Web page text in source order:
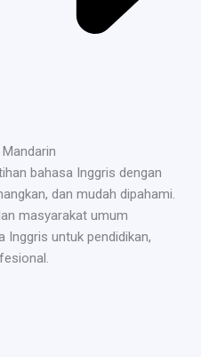
bahasa Inggris dengan
dan mudah dipahami.
masyarakat umum
Inggris untuk pendidikan,